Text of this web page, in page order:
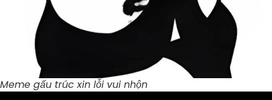
Meme gấu trúc xin lỗi vui nhộn